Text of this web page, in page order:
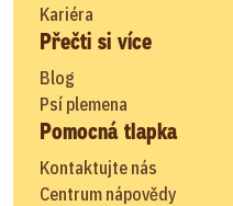
Kariéra
Přečti si více
Blog
Psí plemena
Pomocná tlapka
Kontaktujte nás
Centrum nápovědy